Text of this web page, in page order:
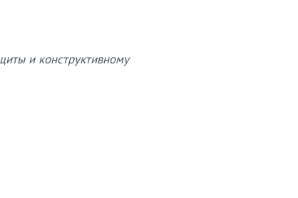
и конструктивному